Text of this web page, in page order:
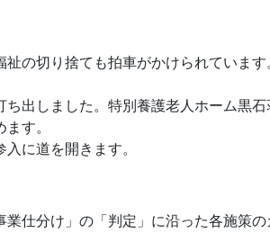
祉の切り捨ても拍車がかけられていま
ち出しました。特別養護老人ホーム黒
す。
に道を開きます。
業仕分け」の「判定」に沿った各施策